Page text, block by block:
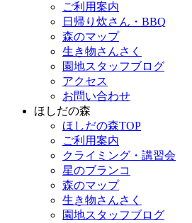
ご利用案内
日帰り炊さん・BBQ
森のマップ
生き物さんさく
園地スタッフブログ
アクセス
お問い合わせ
ほしだの森
ほしだの森TOP
ご利用案内
クライミング・講習会
星のブランコ
森のマップ
生き物さんさく
園地スタッフブログ